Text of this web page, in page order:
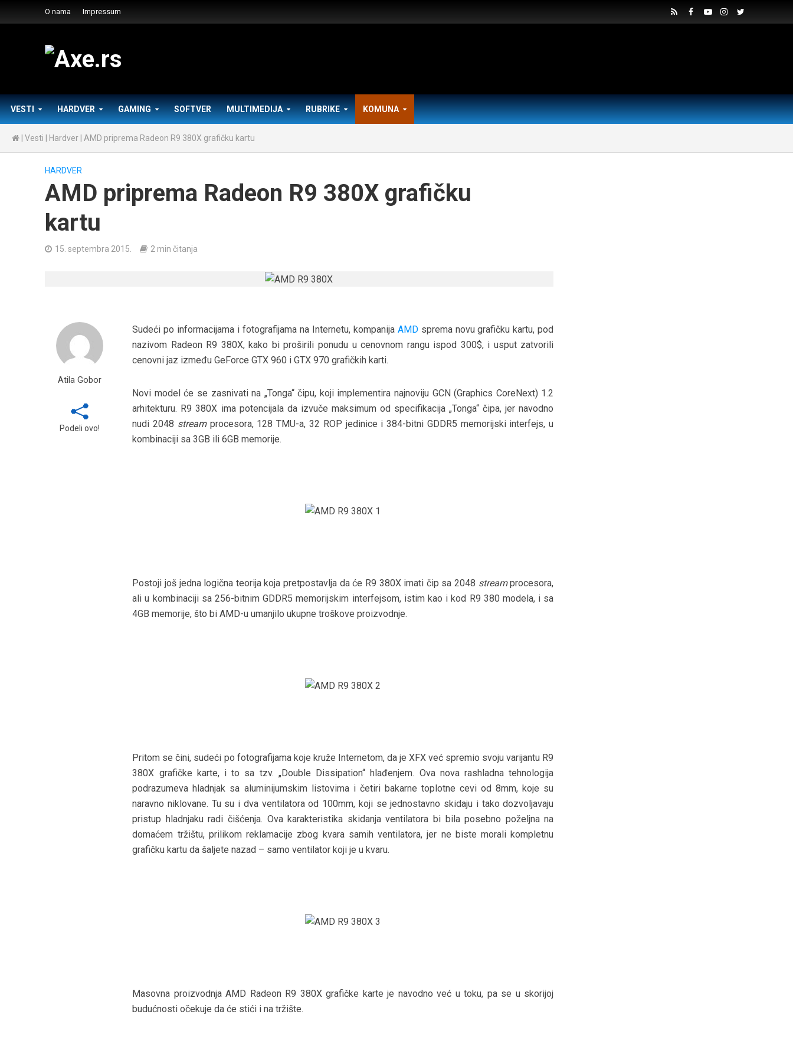
O nama Impressum
VESTI HARDVER GAMING SOFTVER MULTIMEDIJA RUBRIKE KOMUNA
Vesti Hardver AMD priprema Radeon R9 380X grafičku kartu
HARDVER
AMD priprema Radeon R9 380X grafičku
kartu
15. septembra 2015. 2 min čitanja
Atila Gobor
Podeli ovo!
Sudeći po informacijama i fotografijama na Internetu, kompanija AMDsprema novu grafičku kartu, pod
nazivom Radeon R9 380X, kako bi proširili ponudu u cenovnom rangu ispod 300$, i usput zatvorili
cenovni jaz između GeForce GTX 960 i GTX 970 grafičkih karti.
Novi model će se zasnivati na „Tonga“ čipu, koji implementira najnoviju GCN (Graphics CoreNext) 1.2
arhitekturu. R9 380X ima potencijala da izvuče maksimum od specifikacija „Tonga“ čipa, jer navodno
nudi 2048 streamprocesora, 128 TMU-a, 32 ROP jedinice i 384-bitni GDDR5 memorijski interfejs, u
kombinaciji sa 3GB ili 6GB memorije.
Postoji još jedna logična teorija koja pretpostavlja da će R9 380X imati čip sa 2048 streamprocesora,
ali u kombinaciji sa 256-bitnim GDDR5 memorijskim interfejsom, istim kao i kod R9 380 modela, i sa
4GB memorije, što bi AMD-u umanjilo ukupne troškove proizvodnje.
Pritom se čini, sudeći po fotografijama koje kruže Internetom, da je XFX već spremio svoju varijantu R9
380X grafičke karte, i to sa tzv. „Double Dissipation“ hlađenjem. Ova nova rashladna tehnologija
podrazumeva hladnjak sa aluminijumskim listovima i četiri bakarne toplotne cevi od 8mm, koje su
naravno niklovane. Tu su i dva ventilatora od 100mm, koji se jednostavno skidaju i tako dozvoljavaju
pristup hladnjaku radi čišćenja. Ova karakteristika skidanja ventilatora bi bila posebno poželjna na
domaćem tržištu, prilikom reklamacije zbog kvara samih ventilatora, jer ne biste morali kompletnu
grafičku kartu da šaljete nazad – samo ventilator koji je u kvaru.
Masovna proizvodnja AMD Radeon R9 380X grafičke karte je navodno već u toku, pa se u skorijoj
budućnosti očekuje da će stići i na tržište.